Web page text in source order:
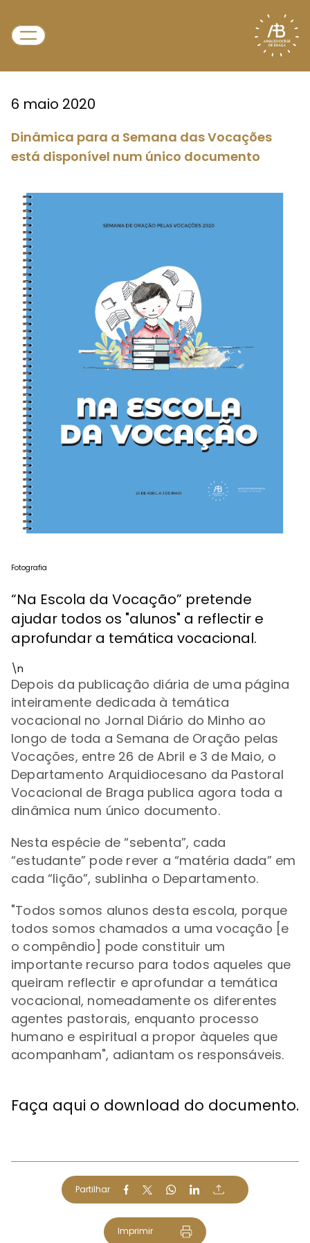
6 maio 2020
Dinâmica para a Semana das Vocações
está disponível num único documento
Fotografia
“Na Escola da Vocação” pretende
ajudar todos os "alunos" a reflectir e
aprofundar a temática vocacional.
\n
Depois da publicação diária de uma página
inteiramente dedicada à temática
vocacional no Jornal Diário do Minho ao
longo de toda a Semana de Oração pelas
Vocações, entre 26 de Abril e 3 de Maio, o
Departamento Arquidiocesano da Pastoral
Vocacional de Braga publica agora toda a
dinâmica num único documento.
Nesta espécie de “sebenta”, cada
“estudante” pode rever a “matéria dada” em
cada “lição”, sublinha o Departamento.
"Todos somos alunos desta escola, porque
todos somos chamados a uma vocação [e
o compêndio] pode constituir um
importante recurso para todos aqueles que
queiram reflectir e aprofundar a temática
vocacional, nomeadamente os diferentes
agentes pastorais, enquanto processo
humano e espiritual a propor àqueles que
acompanham", adiantam os responsáveis.
Faça aqui o download do documento.
Partilhar
Imprimir